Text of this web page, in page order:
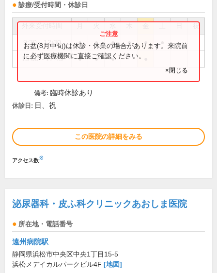
診療/受付時間・休診日
祝
9:30～12:30 ● ● ● ● ●
15:00～17:45 ● ● ●
お盆(8月中旬)は休診・休業の場合があります。来院前
に必ず医療機関に直接ご確認ください。
×閉じる
備考: 臨時休診あり
休診日: 日、祝
この医院の詳細をみる
アクセス数※
泌尿器科・皮ふ科クリニックあおしま医院
所在地・電話番号
遠州病院駅
静岡県浜松市中央区中央1丁目15-5
浜松メデイカルパークビル4F [地図]